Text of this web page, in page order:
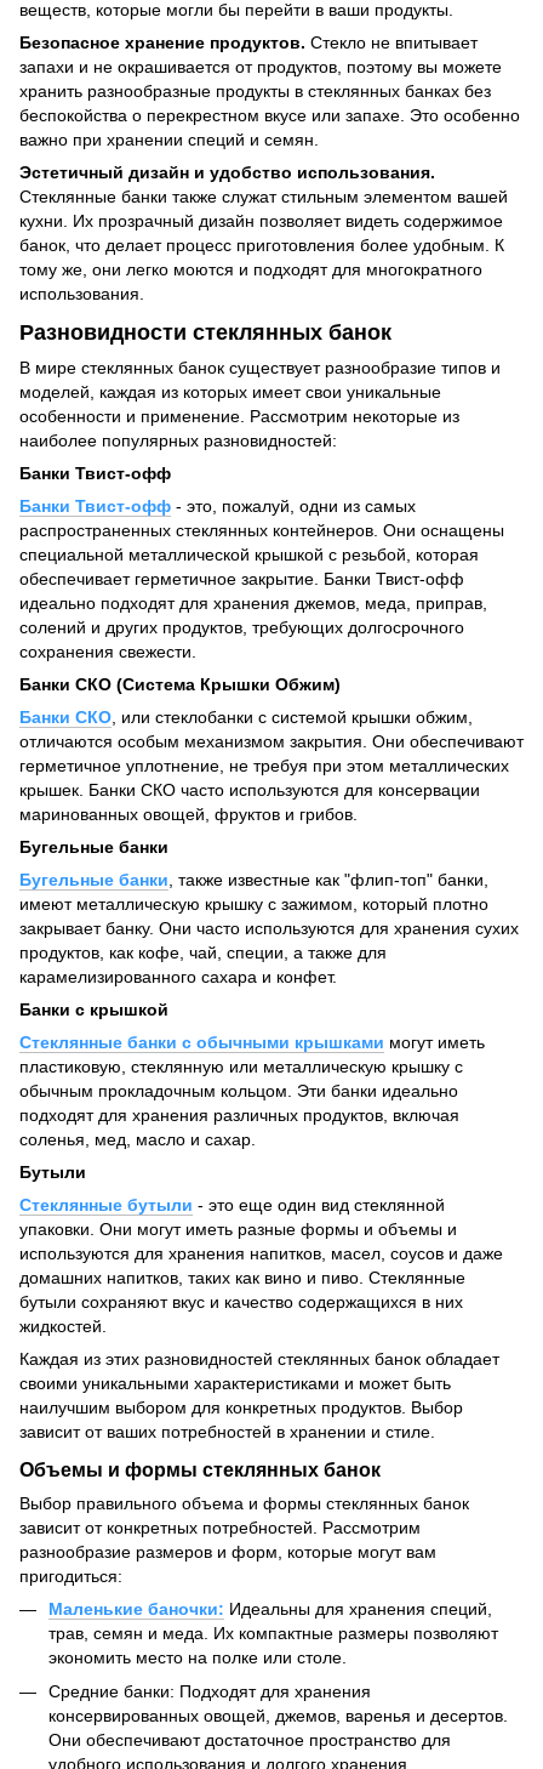
веществ, которые могли бы перейти в ваши продукты.
Безопасное хранение продуктов. Стекло не впитывает
запахи и не окрашивается от продуктов, поэтому вы можете
хранить разнообразные продукты в стеклянных банках без
беспокойства о перекрестном вкусе или запахе. Это особенно
важно при хранении специй и семян.
Эстетичный дизайн и удобство использования.
Стеклянные банки также служат стильным элементом вашей
кухни. Их прозрачный дизайн позволяет видеть содержимое
банок, что делает процесс приготовления более удобным. К
тому же, они легко моются и подходят для многократного
использования.
Разновидности стеклянных банок
В мире стеклянных банок существует разнообразие типов и
моделей, каждая из которых имеет свои уникальные
особенности и применение. Рассмотрим некоторые из
наиболее популярных разновидностей:
Банки Твист-офф
Банки Твист-офф - это, пожалуй, одни из самых
распространенных стеклянных контейнеров. Они оснащены
специальной металлической крышкой с резьбой, которая
обеспечивает герметичное закрытие. Банки Твист-офф
идеально подходят для хранения джемов, меда, приправ,
солений и других продуктов, требующих долгосрочного
сохранения свежести.
Банки СКО (Система Крышки Обжим)
Банки СКО , или стеклобанки с системой крышки обжим,
отличаются особым механизмом закрытия. Они обеспечивают
герметичное уплотнение, не требуя при этом металлических
крышек. Банки СКО часто используются для консервации
маринованных овощей, фруктов и грибов.
Бугельные банки
Бугельные банки , также известные как "флип-топ" банки,
имеют металлическую крышку с зажимом, который плотно
закрывает банку. Они часто используются для хранения сухих
продуктов, как кофе, чай, специи, а также для
карамелизированного сахара и конфет.
Банки с крышкой
Стеклянные банки с обычными крышками могут иметь
пластиковую, стеклянную или металлическую крышку с
обычным прокладочным кольцом. Эти банки идеально
подходят для хранения различных продуктов, включая
соленья, мед, масло и сахар.
Бутыли
Стеклянные бутыли - это еще один вид стеклянной
упаковки. Они могут иметь разные формы и объемы и
используются для хранения напитков, масел, соусов и даже
домашних напитков, таких как вино и пиво. Стеклянные
бутыли сохраняют вкус и качество содержащихся в них
жидкостей.
Каждая из этих разновидностей стеклянных банок обладает
своими уникальными характеристиками и может быть
наилучшим выбором для конкретных продуктов. Выбор
зависит от ваших потребностей в хранении и стиле.
Объемы и формы стеклянных банок
Выбор правильного объема и формы стеклянных банок
зависит от конкретных потребностей. Рассмотрим
разнообразие размеров и форм, которые могут вам
пригодиться:
Маленькие баночки: Идеальны для хранения специй,
трав, семян и меда. Их компактные размеры позволяют
экономить место на полке или столе.
Средние банки: Подходят для хранения
консервированных овощей, джемов, варенья и десертов.
Они обеспечивают достаточное пространство для
удобного использования и долгого хранения.